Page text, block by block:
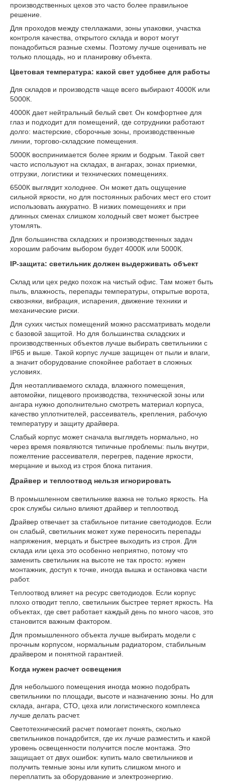
производственных цехов это часто более правильное
решение.
Для проходов между стеллажами, зоны упаковки, участка
контроля качества, открытого склада и ворот могут
понадобиться разные схемы. Поэтому лучше оценивать не
только площадь, но и планировку объекта.
Цветовая температура: какой свет удобнее для работы
Для складов и производств чаще всего выбирают 4000К или
5000К.
4000К дает нейтральный белый свет. Он комфортнее для
глаз и подходит для помещений, где сотрудники работают
долго: мастерские, сборочные зоны, производственные
линии, торгово-складские помещения.
5000К воспринимается более ярким и бодрым. Такой свет
часто используют на складах, в ангарах, зонах приемки,
отгрузки, логистики и технических помещениях.
6500К выглядит холоднее. Он может дать ощущение
сильной яркости, но для постоянных рабочих мест его стоит
использовать аккуратно. В низких помещениях и при
длинных сменах слишком холодный свет может быстрее
утомлять.
Для большинства складских и производственных задач
хорошим рабочим выбором будет 4000К или 5000К.
IP-защита: светильник должен выдерживать объект
Склад или цех редко похож на чистый офис. Там может быть
пыль, влажность, перепады температуры, открытые ворота,
сквозняки, вибрация, испарения, движение техники и
механические риски.
Для сухих чистых помещений можно рассматривать модели
с базовой защитой. Но для большинства складских и
производственных объектов лучше выбирать светильники с
IP65 и выше. Такой корпус лучше защищен от пыли и влаги,
а значит оборудование спокойнее работает в сложных
условиях.
Для неотапливаемого склада, влажного помещения,
автомойки, пищевого производства, технической зоны или
ангара нужно дополнительно смотреть материал корпуса,
качество уплотнителей, рассеиватель, крепления, рабочую
температуру и защиту драйвера.
Слабый корпус может сначала выглядеть нормально, но
через время появляются типичные проблемы: пыль внутри,
пожелтение рассеивателя, перегрев, падение яркости,
мерцание и выход из строя блока питания.
Драйвер и теплоотвод нельзя игнорировать
В промышленном светильнике важна не только яркость. На
срок службы сильно влияют драйвер и теплоотвод.
Драйвер отвечает за стабильное питание светодиодов. Если
он слабый, светильник может хуже переносить перепады
напряжения, мерцать и быстрее выходить из строя. Для
склада или цеха это особенно неприятно, потому что
заменить светильник на высоте не так просто: нужен
монтажник, доступ к точке, иногда вышка и остановка части
работ.
Теплоотвод влияет на ресурс светодиодов. Если корпус
плохо отводит тепло, светильник быстрее теряет яркость. На
объектах, где свет работает каждый день по много часов, это
становится важным фактором.
Для промышленного объекта лучше выбирать модели с
прочным корпусом, нормальным радиатором, стабильным
драйвером и понятной гарантией.
Когда нужен расчет освещения
Для небольшого помещения иногда можно подобрать
светильники по площади, высоте и назначению зоны. Но для
склада, ангара, СТО, цеха или логистического комплекса
лучше делать расчет.
Светотехнический расчет помогает понять, сколько
светильников понадобится, где их лучше разместить и какой
уровень освещенности получится после монтажа. Это
защищает от двух ошибок: купить мало светильников и
получить темные зоны или купить слишком много и
переплатить за оборудование и электроэнергию.